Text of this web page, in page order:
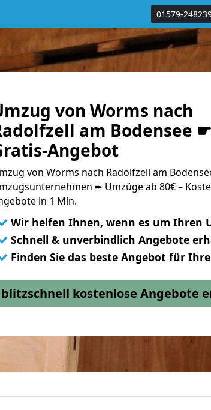
01579-
von Worms nach
am Bodensee
Angebot
von Worms nach Radolfzell am
➨ Umzüge ab 80€ –
in 1 Min.
Wir helfen Ihnen, wenn es um Ihren
Schnell & unverbindlich Angebote
Finden Sie das beste Angebot für
blitzschnell kostenlose Angebote